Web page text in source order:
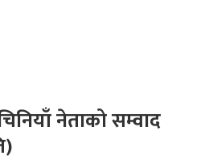
नेताको सम्वाद